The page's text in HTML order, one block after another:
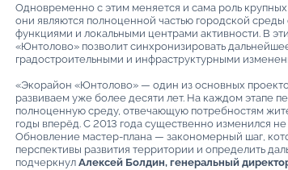
Одновременно с этим меняется и сама роль
они являются полноценной частью городской
функциями и локальными центрами активности. В
«Юнтолово» позволит синхронизировать
градостроительными и инфраструктурными
«Экорайон «Юнтолово» — один из основных
развиваем уже более десяти лет. На каждом этапе
полноценную среду, отвечающую потребностям
годы вперёд. С 2013 года существенно изменился не
Обновление мастер-плана — закономерный шаг,
перспективы развития территории и определить
подчеркнул Алексей Болдин, генеральный